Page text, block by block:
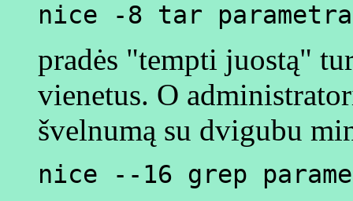
nice -8 tar
pradės "tempti juostą"
vienetus. O
švelnumą su dvigubu
nice --16 grep